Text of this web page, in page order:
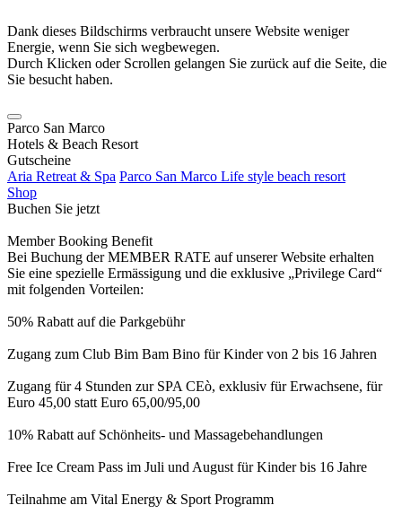
Dank dieses Bildschirms verbraucht unsere Website weniger
Energie, wenn Sie sich wegbewegen.
Durch Klicken oder Scrollen gelangen Sie zurück auf die Seite, die
Sie besucht haben.
Parco San Marco
Hotels & Beach Resort
Gutscheine
Aria Retreat & Spa Parco San Marco Life style beach resort
Shop
Buchen Sie jetzt
Member Booking Benefit
Bei Buchung der MEMBER RATE auf unserer Website erhalten
Sie eine spezielle Ermässigung und die exklusive „Privilege Card“
mit folgenden Vorteilen:
50% Rabatt auf die Parkgebühr
Zugang zum Club Bim Bam Bino für Kinder von 2 bis 16 Jahren
Zugang für 4 Stunden zur SPA CEò, exklusiv für Erwachsene, für
Euro 45,00 statt Euro 65,00/95,00
10% Rabatt auf Schönheits- und Massagebehandlungen
Free Ice Cream Pass im Juli und August für Kinder bis 16 Jahre
Teilnahme am Vital Energy & Sport Programm